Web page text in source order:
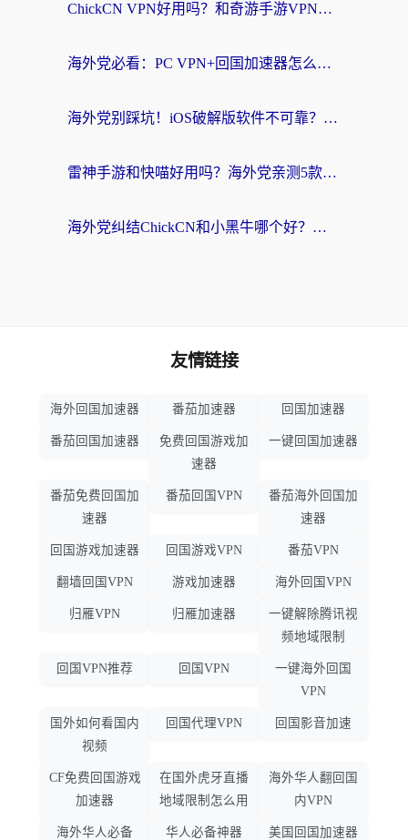
ChickCN VPN好用吗？和奇游手游VPN对比哪个回国效果更好？海外党亲测实用指南
海外党必看：PC VPN+回国加速器怎么选？无缝访问国内资源全攻略
海外党别踩坑！iOS破解版软件不可靠？教你选对回国加速器无缝看国内资源
雷神手游和快喵好用吗？海外党亲测5款回国加速器，附斧牛Bling对比+微信视频号解决办法
海外党纠结ChickCN和小黑牛哪个好？一篇帮你选对回国加速器的实用指南
友情链接
海外回国加速器 番茄加速器 回国加速器
番茄回国加速器
免费回国游戏加
速器
一键回国加速器
番茄免费回国加
速器
番茄回国VPN
番茄海外回国加
速器
回国游戏加速器 回国游戏VPN 番茄VPN
翻墙回国VPN 游戏加速器 海外回国VPN
归雁VPN 归雁加速器
一键解除腾讯视
频地域限制
回国VPN推荐 回国VPN
一键海外回国
VPN
国外如何看国内
视频
回国代理VPN 回国影音加速
CF免费回国游戏
加速器
在国外虎牙直播
地域限制怎么用
海外华人翻回国
内VPN
海外华人必备
华人必备神器 美国回国加速器